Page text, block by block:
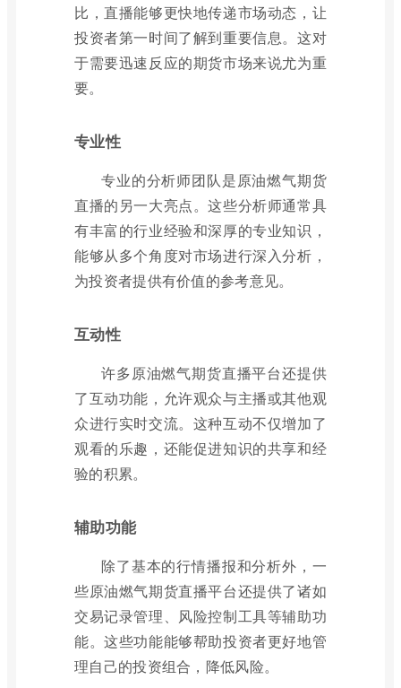
比，直播能够更快地传递市场动态，让
投资者第一时间了解到重要信息。这对
于需要迅速反应的期货市场来说尤为重
要。
专业性
专业的分析师团队是原油燃气期货
直播的另一大亮点。这些分析师通常具
有丰富的行业经验和深厚的专业知识，
能够从多个角度对市场进行深入分析，
为投资者提供有价值的参考意见。
互动性
许多原油燃气期货直播平台还提供
了互动功能，允许观众与主播或其他观
众进行实时交流。这种互动不仅增加了
观看的乐趣，还能促进知识的共享和经
验的积累。
辅助功能
除了基本的行情播报和分析外，一
些原油燃气期货直播平台还提供了诸如
交易记录管理、风险控制工具等辅助功
能。这些功能能够帮助投资者更好地管
理自己的投资组合，降低风险。